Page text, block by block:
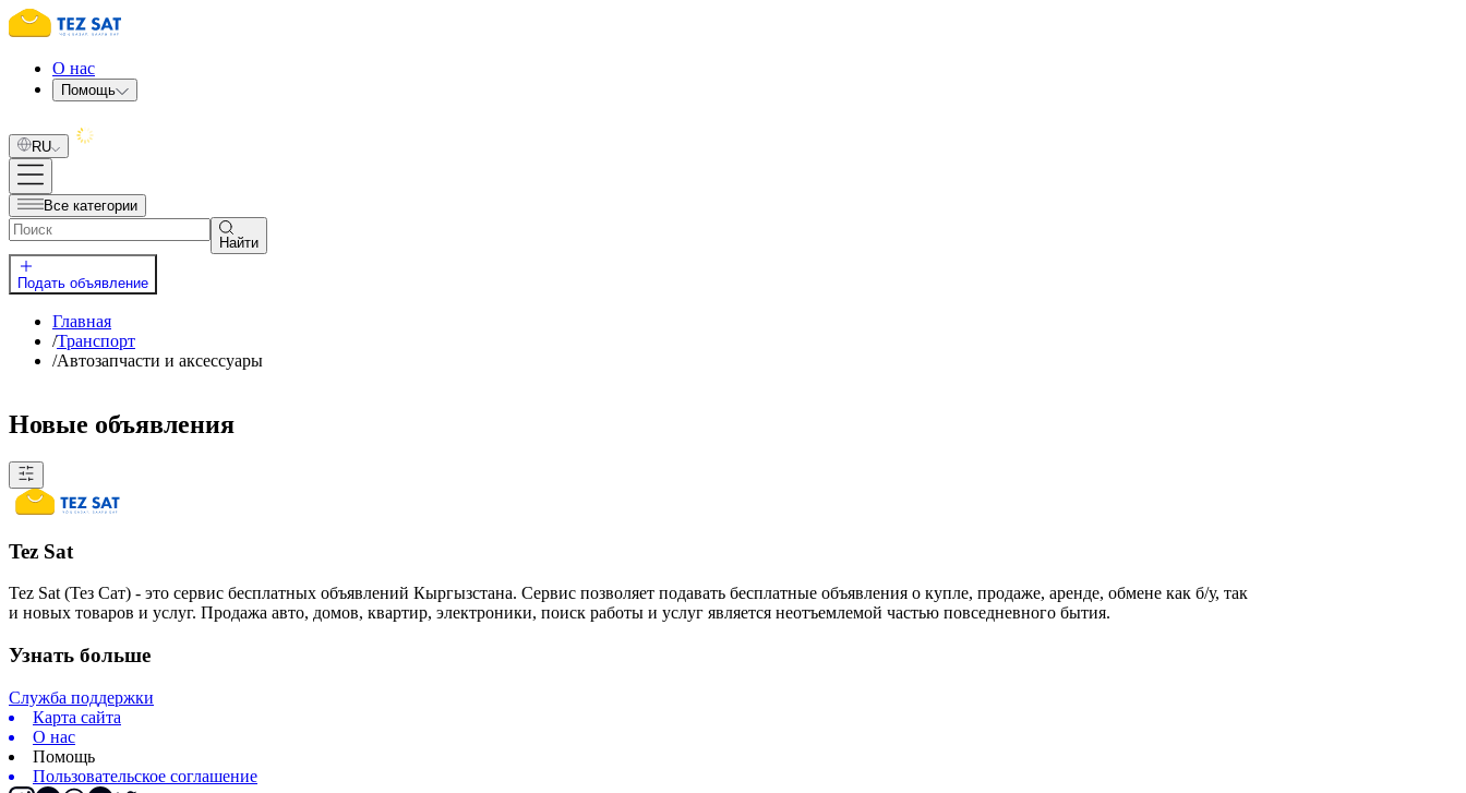
О нас
Помощь
RU
Все категории
Найти
Подать объявление
Главная
/Транспорт
/Автозапчасти и аксессуары
Новые объявления
Tez Sat
Tez Sat (Тез Сат) - это сервис бесплатных объявлений Кыргызстана. Сервис позволяет подавать бесплатные объявления о купле, продаже, аренде, обмене как б/у, так
и новых товаров и услуг. Продажа авто, домов, квартир, электроники, поиск работы и услуг является неотъемлемой частью повседневного бытия.
Узнать больше
Служба поддержки
Карта сайта
О нас
Помощь
Пользовательское соглашение